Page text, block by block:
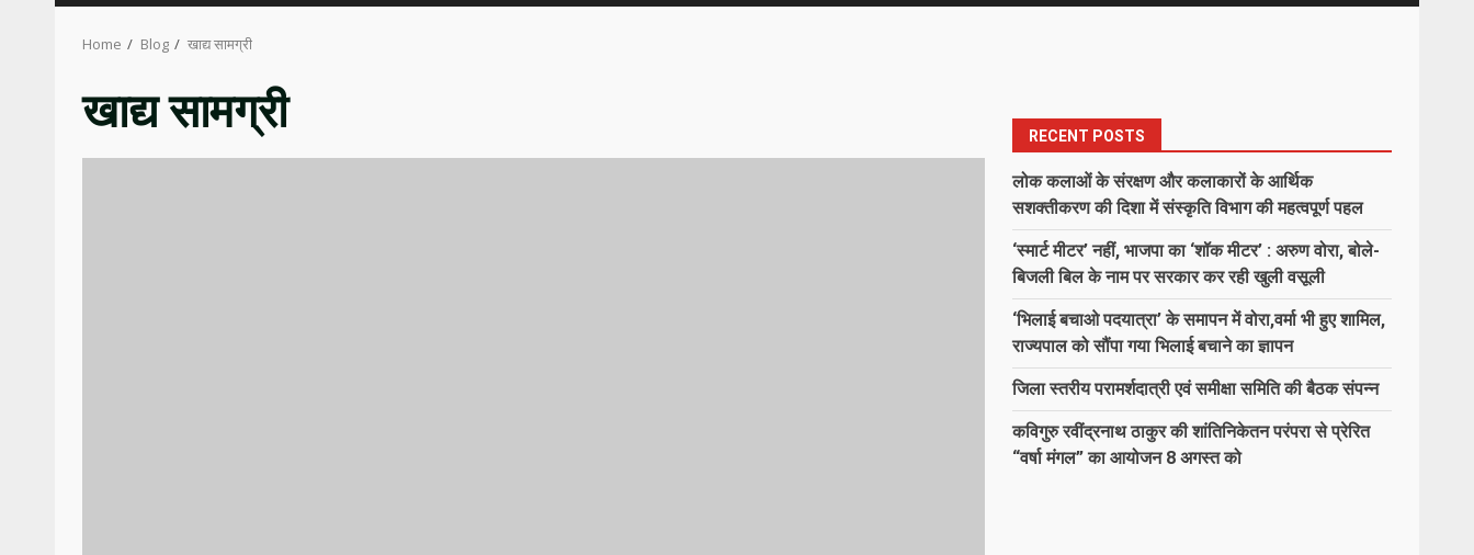
Home Blog खाद्य सामग्री
खाद्य सामग्री RECENT POSTS
लोक कलाओं के संरक्षण और कलाकारों के आर्थिक
सशक्तीकरण की दिशा में संस्कृति विभाग की महत्वपूर्ण पहल
‘स्मार्ट मीटर’ नहीं, भाजपा का ‘शॉक मीटर’ : अरुण वोरा, बोले-
बिजली बिल के नाम पर सरकार कर रही खुली वसूली
‘भिलाई बचाओ पदयात्रा’ के समापन में वोरा,वर्मा भी हुए शामिल,
राज्यपाल को सौंपा गया भिलाई बचाने का ज्ञापन
जिला स्तरीय परामर्शदात्री एवं समीक्षा समिति की बैठक संपन्न
कविगुरु रवींद्रनाथ ठाकुर की शांतिनिकेतन परंपरा से प्रेरित
“वर्षा मंगल” का आयोजन 8 अगस्त को